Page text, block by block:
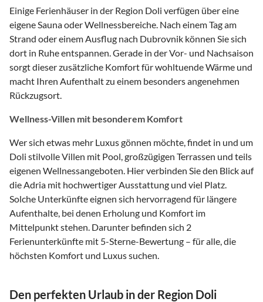
Einige Ferienhäuser in der Region Doli verfügen über eine
eigene Sauna oder Wellnessbereiche. Nach einem Tag am
Strand oder einem Ausflug nach Dubrovnik können Sie sich
dort in Ruhe entspannen. Gerade in der Vor- und Nachsaison
sorgt dieser zusätzliche Komfort für wohltuende Wärme und
macht Ihren Aufenthalt zu einem besonders angenehmen
Rückzugsort.
Wellness-Villen mit besonderem Komfort
Wer sich etwas mehr Luxus gönnen möchte, findet in und um
Doli stilvolle Villen mit Pool, großzügigen Terrassen und teils
eigenen Wellnessangeboten. Hier verbinden Sie den Blick auf
die Adria mit hochwertiger Ausstattung und viel Platz.
Solche Unterkünfte eignen sich hervorragend für längere
Aufenthalte, bei denen Erholung und Komfort im
Mittelpunkt stehen. Darunter befinden sich 2
Ferienunterkünfte mit 5-Sterne-Bewertung – für alle, die
höchsten Komfort und Luxus suchen.
Den perfekten Urlaub in der Region Doli